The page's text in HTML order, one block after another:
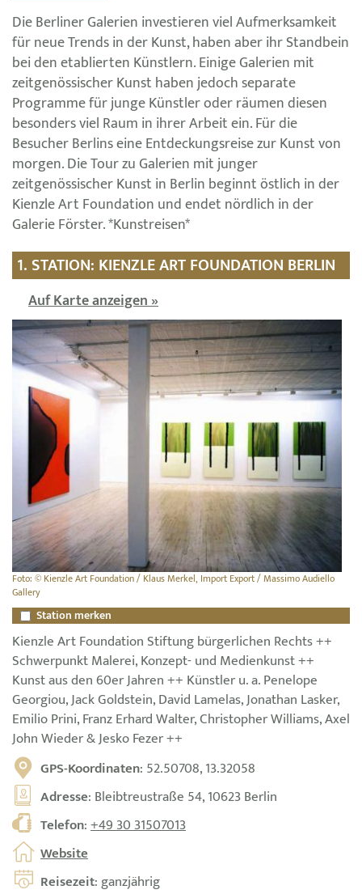
Die Berliner Galerien investieren viel Aufmerksamkeit
für neue Trends in der Kunst, haben aber ihr Standbein
bei den etablierten Künstlern. Einige Galerien mit
zeitgenössischer Kunst haben jedoch separate
Programme für junge Künstler oder räumen diesen
besonders viel Raum in ihrer Arbeit ein. Für die
Besucher Berlins eine Entdeckungsreise zur Kunst von
morgen. Die Tour zu Galerien mit junger
zeitgenössischer Kunst in Berlin beginnt östlich in der
Kienzle Art Foundation und endet nördlich in der
Galerie Förster. *Kunstreisen*
1. STATION: KIENZLE ART FOUNDATION BERLIN
Auf Karte anzeigen »
Foto: © Kienzle Art Foundation / Klaus Merkel, Import Export / Massimo Audiello
Gallery
Station merken
Kienzle Art Foundation Stiftung bürgerlichen Rechts ++
Schwerpunkt Malerei, Konzept- und Medienkunst ++
Kunst aus den 60er Jahren ++ Künstler u. a. Penelope
Georgiou, Jack Goldstein, David Lamelas, Jonathan Lasker,
Emilio Prini, Franz Erhard Walter, Christopher Williams, Axel
John Wieder & Jesko Fezer ++
GPS-Koordinaten: 52.50708, 13.32058
Adresse: Bleibtreustraße 54, 10623 Berlin
Telefon:+49 30 31507013
Website
Reisezeit: ganzjährig